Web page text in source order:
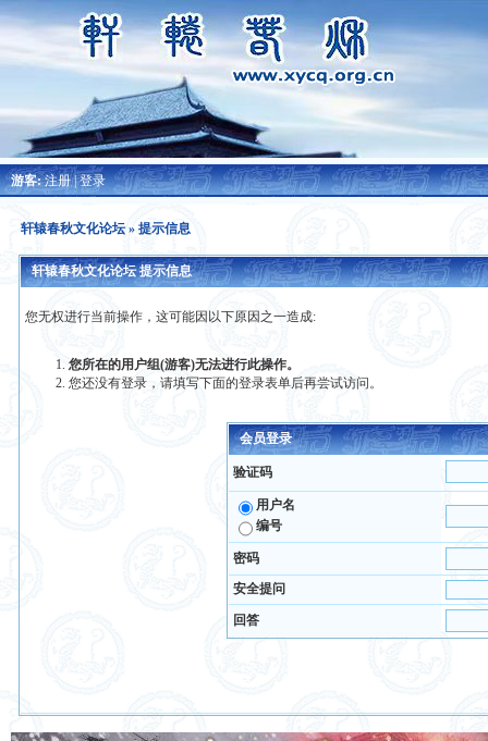
游客:注册|登录
轩辕春秋文化论坛» 提示信息
轩辕春秋文化论坛 提示信息
您无权进行当前操作，这可能因以下原因之一造成:
您所在的用户组(游客)无法进行此操作。
您还没有登录，请填写下面的登录表单后再尝试访问。
会员登录
验证码
用户名
编号
密码
安全提问
回答